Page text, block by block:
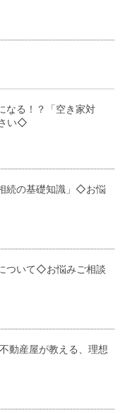
なる！？「空き家対
い◇
続の基礎知識」◇お悩
ついて◇お悩みご相談
動産屋が教える、理想